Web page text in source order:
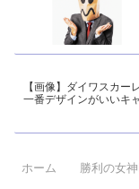
【画像】ダイワスカー
一番デザインがいいキ
ホーム 勝利の女